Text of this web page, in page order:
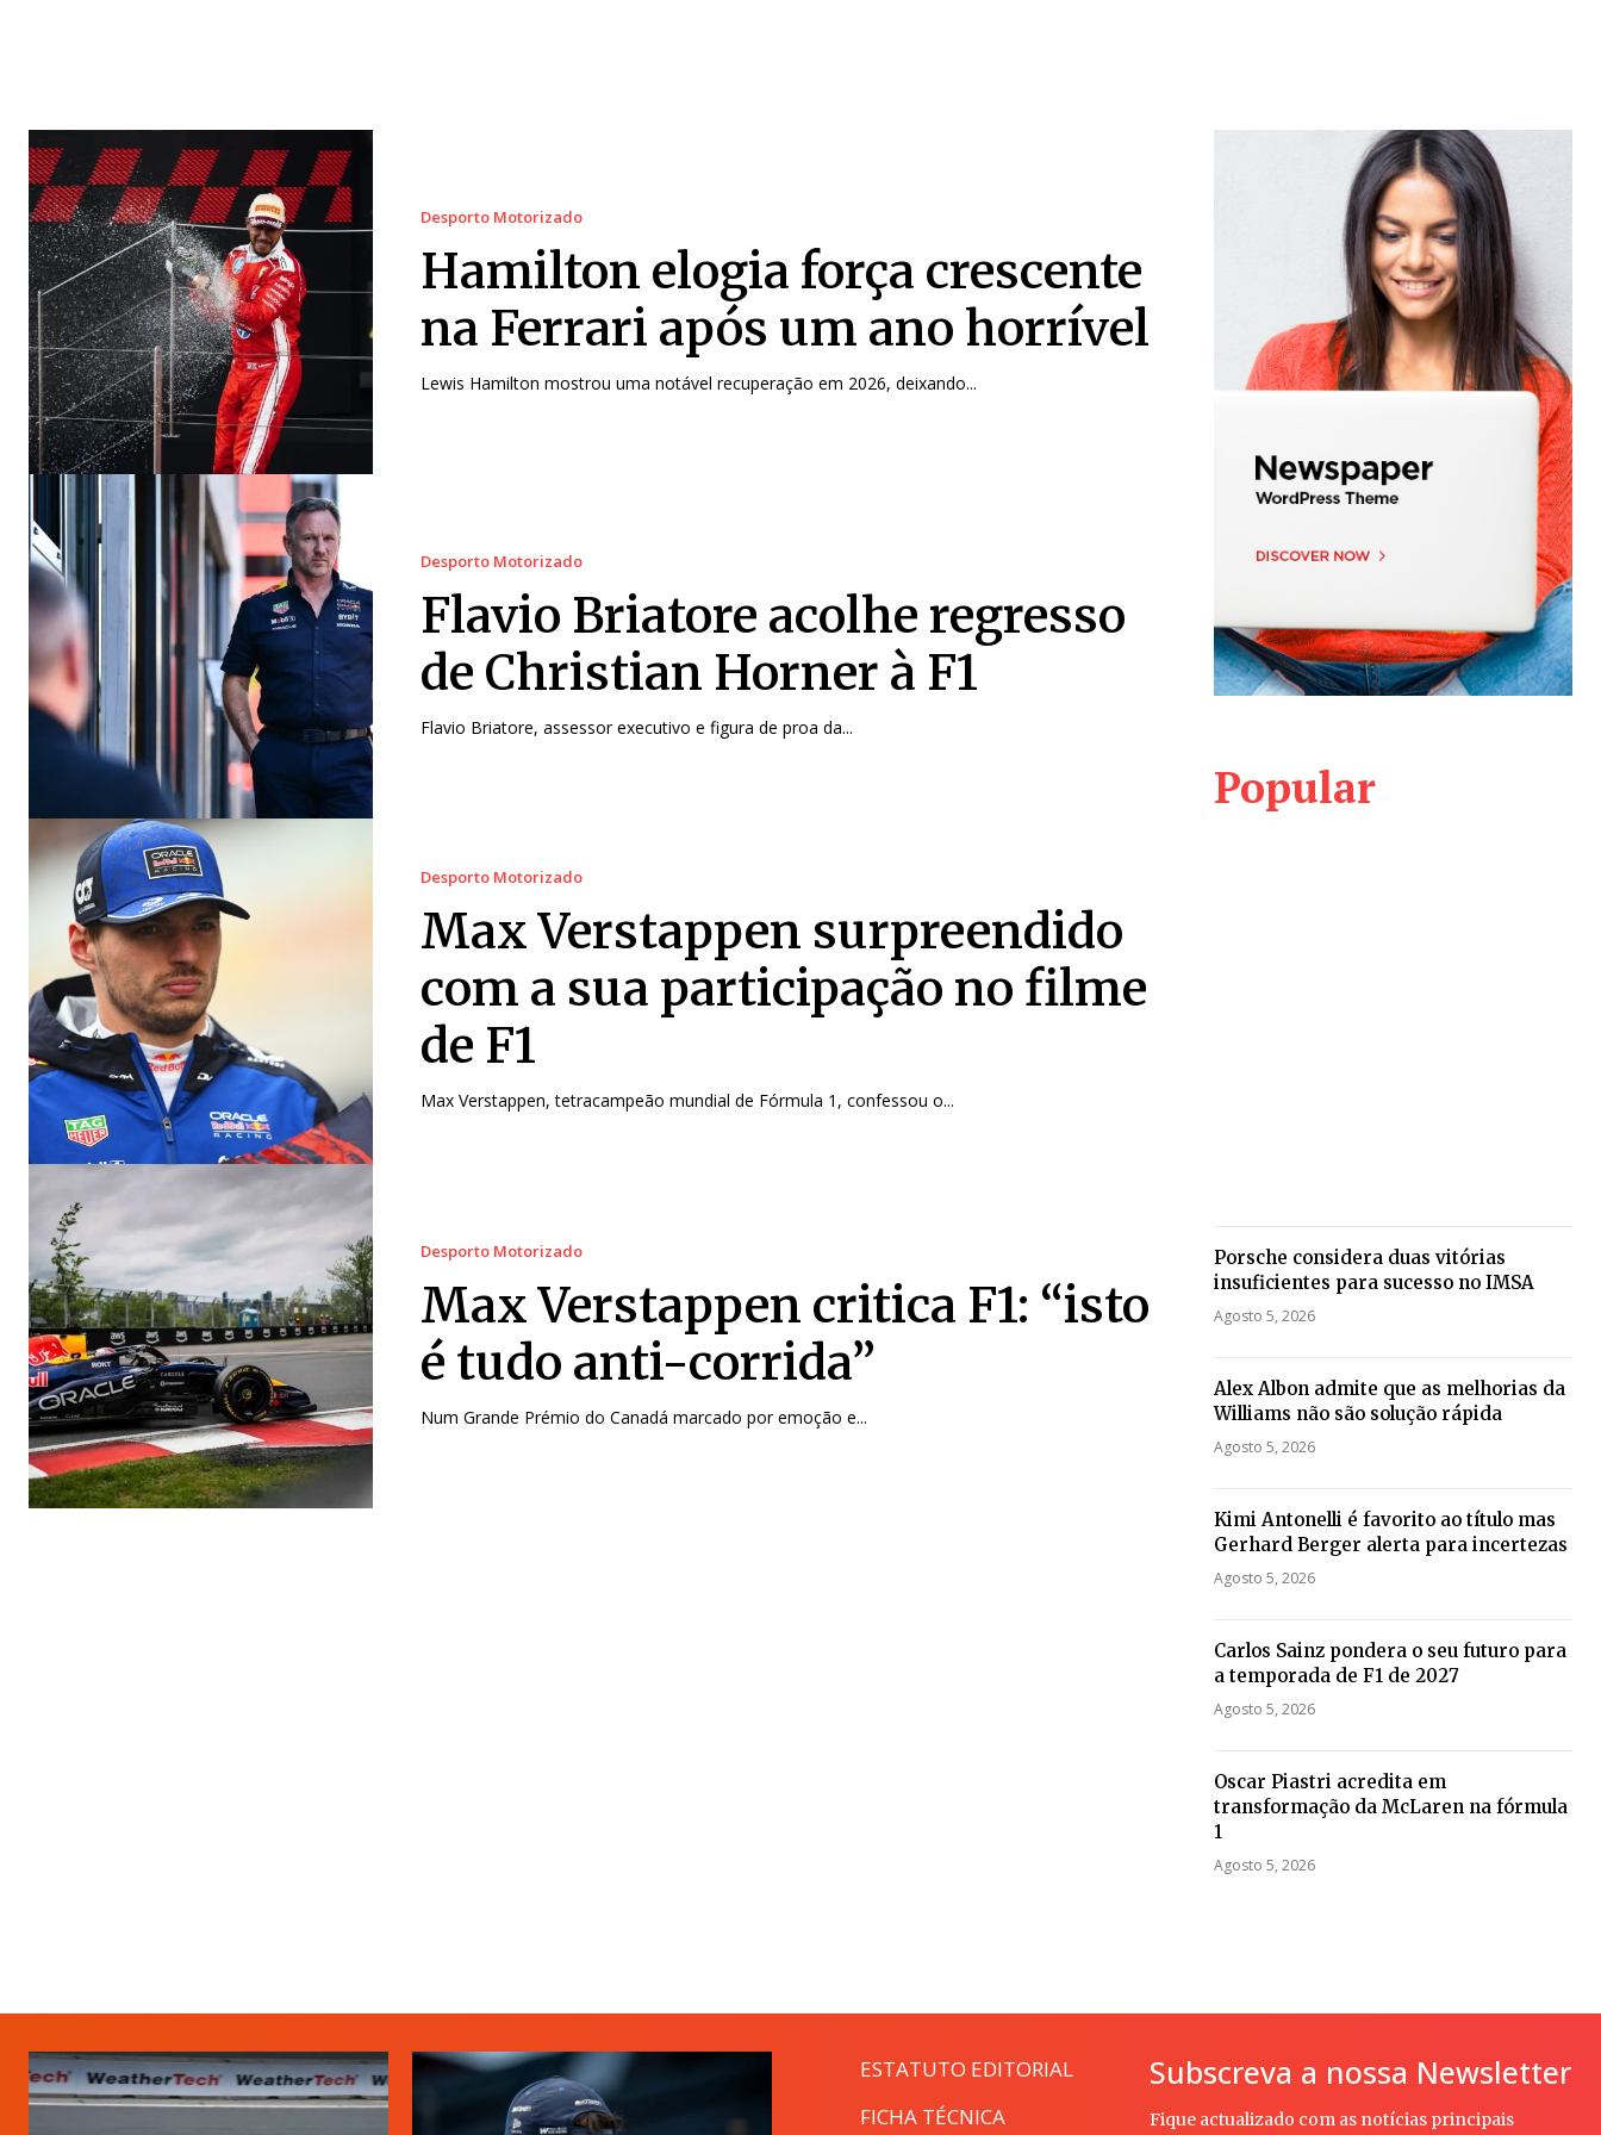
Desporto Motorizado
Hamilton elogia força crescente
na Ferrari após um ano horrível
Lewis Hamilton mostrou uma notável recuperação em 2026, deixando...
Desporto Motorizado
Flavio Briatore acolhe regresso
de Christian Horner à F1
Flavio Briatore, assessor executivo e figura de proa da...
Desporto Motorizado
Max Verstappen surpreendido
com a sua participação no filme
de F1
Max Verstappen, tetracampeão mundial de Fórmula 1, confessou o...
Desporto Motorizado
Max Verstappen critica F1: “isto
é tudo anti-corrida”
Num Grande Prémio do Canadá marcado por emoção e...
Popular
Porsche considera duas vitórias
insuficientes para sucesso no IMSA
Agosto 5, 2026
Alex Albon admite que as melhorias da
Williams não são solução rápida
Agosto 5, 2026
Kimi Antonelli é favorito ao título mas
Gerhard Berger alerta para incertezas
Agosto 5, 2026
Carlos Sainz pondera o seu futuro para
a temporada de F1 de 2027
Agosto 5, 2026
Oscar Piastri acredita em
transformação da McLaren na fórmula
1
Agosto 5, 2026
ESTATUTO EDITORIAL
FICHA TÉCNICA
Subscreva a nossa Newsletter
Fique actualizado com as notícias principais